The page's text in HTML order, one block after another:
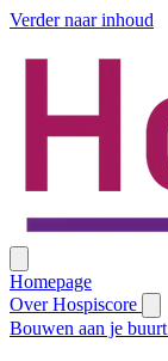
Verder naar inhoud
Homepage
Over Hospiscore
Bouwen aan je buurt